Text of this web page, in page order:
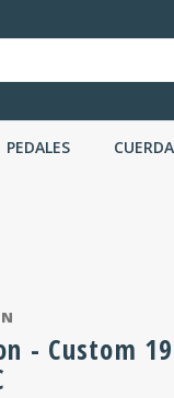
PEDALES
- Custom